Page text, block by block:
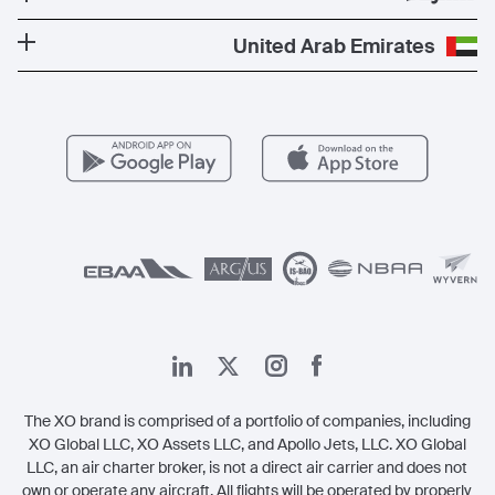
برنامج معادلة الكربون
عروض حصرية
الأسئلة التي يكثر طرحها
الوجهات الأكثر شعبية
كن شريكًا لنا
للمشغلين
United Arab Emirates
The XO brand is comprised of a portfolio of companies, including
XO Global LLC, XO Assets LLC, and Apollo Jets, LLC. XO Global
LLC, an air charter broker, is not a direct air carrier and does not
own or operate any aircraft. All flights will be operated by properly